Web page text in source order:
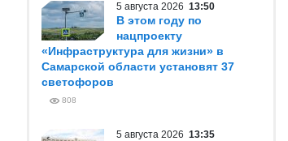
5 августа 2026 13:50
В этом году по
нацпроекту
«Инфраструктура для жизни» в
Самарской области установят 37
светофоров
808
5 августа 2026 13:35